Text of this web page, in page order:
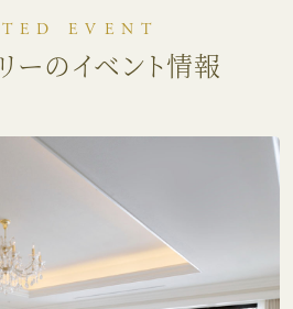
EVENT
ーのイベント情報